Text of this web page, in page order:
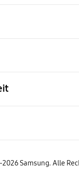
Samsung. Alle